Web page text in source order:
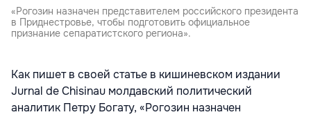
«Рогозин назначен представителем российского президента
в Приднестровье, чтобы подготовить официальное
признание сепаратистского региона».
Как пишет в своей статье в кишиневском издании
Jurnal de Chisinau молдавский политический
аналитик Петру Богату, «Рогозин назначен